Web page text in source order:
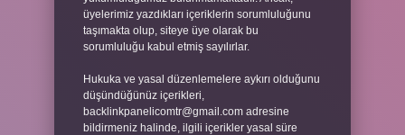
üyelerimiz yazdıkları içeriklerin sorumluluğunu
taşımakta olup, siteye üye olarak bu
sorumluluğu kabul etmiş sayılırlar.
Hukuka ve yasal düzenlemelere aykırı olduğunu
düşündüğünüz içerikleri,
backlinkpanelicomtr@gmail.com adresine
bildirmeniz halinde, ilgili içerikler yasal süre